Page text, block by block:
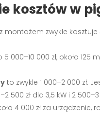
kosztów w
z montażem zwykle kosztuje
000–10 000 zł, około 125
to zwykle 1 000–2 000 zł.
500 zł dla 3,5 kW i 2
4 000 zł za urządzenie,